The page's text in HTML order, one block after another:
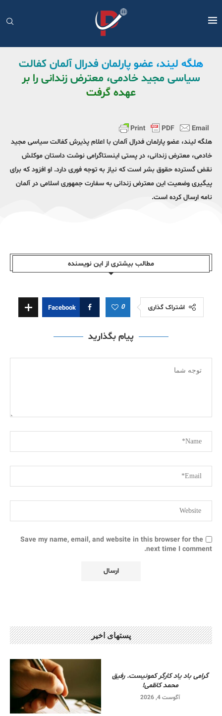
هلگه لیند، عضو پارلمان فدرال آلمان کفالت
سیاسی مجید خادمی، معترض زندانی را بر
عهده گرفت
هلگه لیند، عضو پارلمان فدرال آلمان با اعلام پذیرش کفالت سیاسی مجید
خادمی، معترض زندانی، در پستی اینستاگرامی نوشت داستان موکلش
نقض گسترده حقوق بشر است که نیاز به توجه فوری دارد. او افزود که برای
پیگیری وضعیت این معترض زندانی به سفارت جمهوری اسلامی در آلمان
نامه ارسال کرده است.
مطالب بیشتری از این نویسندە
اشتراک گذاری 0
Facebook
پیام بگذارید
Save my name, email, and website in this browser for the
next time I comment.
پستهای اخیر
گرامی باد یاد کارگر کمونیست. رفیق
محمد کاظمی!
آگوست 4, 2026